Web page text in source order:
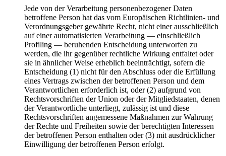
Jede von der Verarbeitung personenbezogener Daten
betroffene Person hat das vom Europäischen Richtlinien- und
Verordnungsgeber gewährte Recht, nicht einer ausschließlich
auf einer automatisierten Verarbeitung — einschließlich
Profiling — beruhenden Entscheidung unterworfen zu
werden, die ihr gegenüber rechtliche Wirkung entfaltet oder
sie in ähnlicher Weise erheblich beeinträchtigt, sofern die
Entscheidung (1) nicht für den Abschluss oder die Erfüllung
eines Vertrags zwischen der betroffenen Person und dem
Verantwortlichen erforderlich ist, oder (2) aufgrund von
Rechtsvorschriften der Union oder der Mitgliedstaaten, denen
der Verantwortliche unterliegt, zulässig ist und diese
Rechtsvorschriften angemessene Maßnahmen zur Wahrung
der Rechte und Freiheiten sowie der berechtigten Interessen
der betroffenen Person enthalten oder (3) mit ausdrücklicher
Einwilligung der betroffenen Person erfolgt.